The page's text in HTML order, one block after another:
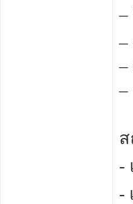
–
–
–
-
-